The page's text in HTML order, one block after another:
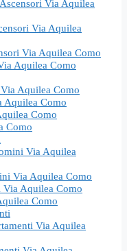
Via Aquilea
Via Aquilea
Via Aquilea Como
Aquilea Como
Aquilea Como
Aquilea Como
Como
Como
Via Aquilea
Via Aquilea Como
Aquilea Como
Como
Via Aquilea